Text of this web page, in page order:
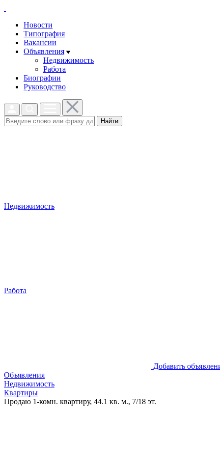
Новости
Типография
Вакансии
Объявления
Недвижимость
Работа
Биографии
Руководство
Найти
Недвижимость
Работа
Добавить
Объявления
Недвижимость
Квартиры
Продаю 1-комн. квартиру, 44.1 кв. м., 7/18 эт.